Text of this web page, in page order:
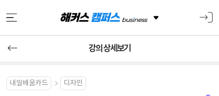
강의 상세보기
내일배움카드 디자인